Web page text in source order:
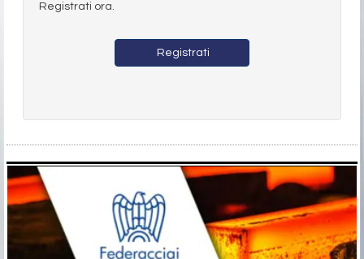
Registrati ora.
Registrati